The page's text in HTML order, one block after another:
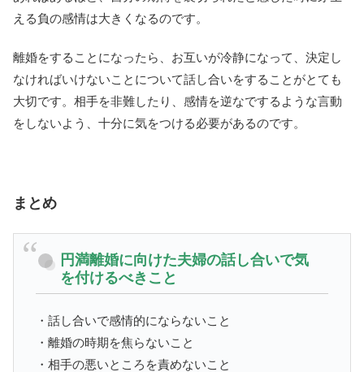
える負の感情は大きくなるのです。
離婚をすることになったら、お互いが冷静になって、決定し
なければいけないことについて話し合いをすることがとても
大切です。相手を非難したり、感情を逆なでするような言動
をしないよう、十分に気をつける必要があるのです。
まとめ
円満離婚に向けた夫婦の話し合いで気
を付けるべきこと
・話し合いで感情的にならないこと
・離婚の時期を焦らないこと
・相手の悪いところを責めないこと